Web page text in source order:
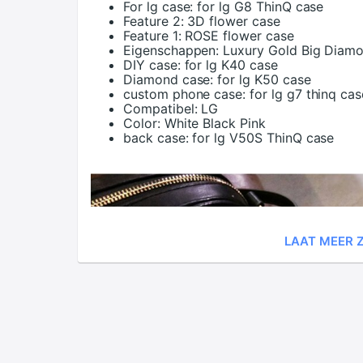
For lg case: for lg G8 ThinQ case
Feature 2: 3D flower case
Feature 1: ROSE flower case
Eigenschappen: Luxury Gold Big
DIY case: for lg K40 case
Diamond case: for lg K50 case
custom phone case: for lg g7 thinq
Compatibel: LG
Color: White Black Pink
back case: for lg V50S ThinQ case
LAAT MEER